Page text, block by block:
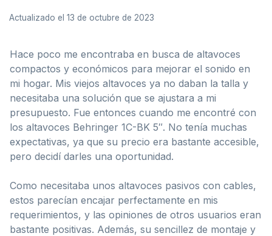
Actualizado el 13 de octubre de 2023
Hace poco me encontraba en busca de altavoces
compactos y económicos para mejorar el sonido en
mi hogar. Mis viejos altavoces ya no daban la talla y
necesitaba una solución que se ajustara a mi
presupuesto. Fue entonces cuando me encontré con
los altavoces Behringer 1C-BK 5″. No tenía muchas
expectativas, ya que su precio era bastante accesible,
pero decidí darles una oportunidad.
Como necesitaba unos altavoces pasivos con cables,
estos parecían encajar perfectamente en mis
requerimientos, y las opiniones de otros usuarios eran
bastante positivas. Además, su sencillez de montaje y